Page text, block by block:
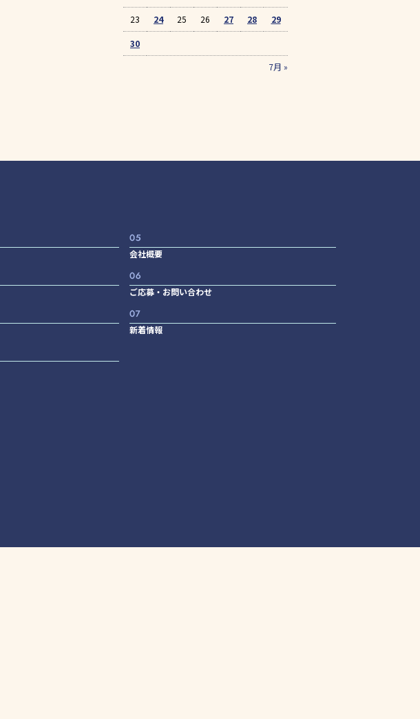
7月 »
23 24 25 26 27 28 29
30
会社概要
ご応募・お問い合わせ
新着情報